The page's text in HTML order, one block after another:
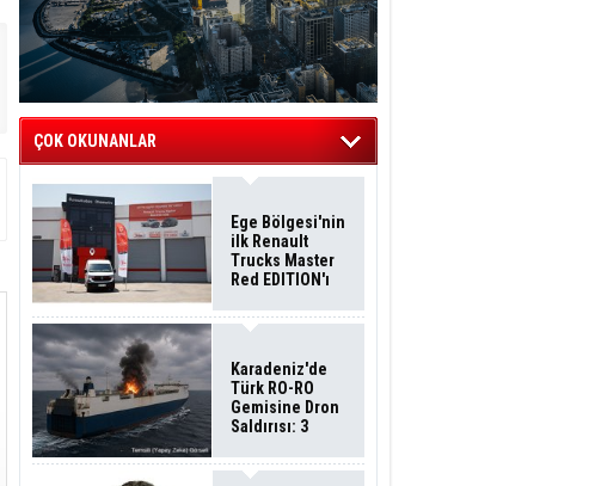
ÇOK OKUNANLAR
Ege Bölgesi'nin
ilk Renault
Trucks Master
Red EDITION'ı
Filosuna Katıldı
Karadeniz'de
Türk RO-RO
Gemisine Dron
Saldırısı: 3
Durumu Ağır